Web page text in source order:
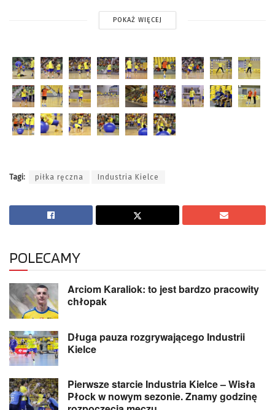
POKAŻ WIĘCEJ
Tagi: piłka ręczna Industria Kielce
POLECAMY
Arciom Karaliok: to jest bardzo pracowity
chłopak
Długa pauza rozgrywającego Industrii
Kielce
Pierwsze starcie Industria Kielce – Wisła
Płock w nowym sezonie. Znamy godzinę